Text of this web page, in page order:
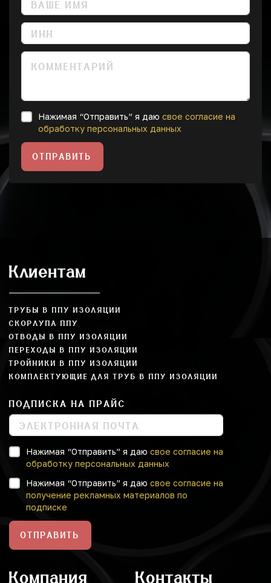
Нажимая “Отправить” я даю свое согласие на
обработку персональных данных
ОТПРАВИТЬ
Клиентам
ТРУБЫ В ППУ ИЗОЛЯЦИИ
СКОРЛУПА ППУ
ОТВОДЫ В ППУ ИЗОЛЯЦИИ
ПЕРЕХОДЫ В ППУ ИЗОЛЯЦИИ
ТРОЙНИКИ В ППУ ИЗОЛЯЦИИ
КОМПЛЕКТУЮЩИЕ ДЛЯ ТРУБ В ППУ ИЗОЛЯЦИИ
ПОДПИСКА НА ПРАЙС
Нажимая “Отправить” я даю свое согласие на
обработку персональных данных
Нажимая “Отправить” я даю свое согласие на
получение рекламных материалов по
подписке
ОТПРАВИТЬ
Компания Контакты